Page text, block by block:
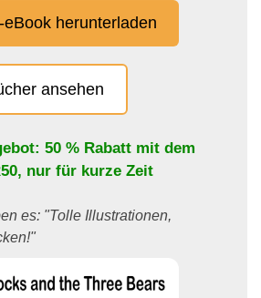
eBook herunterladen
ansehen
50 % Rabatt mit dem
, nur für kurze Zeit
es: "Tolle Illustrationen,